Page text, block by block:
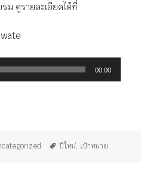
ม ดูรายละเอียดได้ที่
00:00
ด
ป้าย
ปีใหม่, เป้าหมาย